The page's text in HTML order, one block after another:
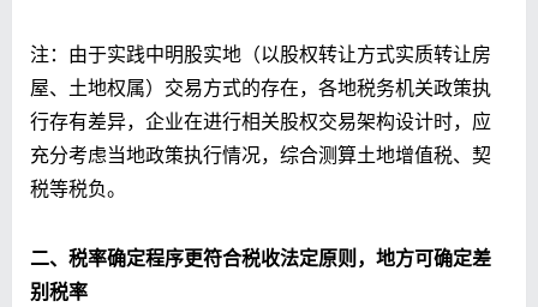
注：由于实践中明股实地（以股权转让方式实质转让房
屋、土地权属）交易方式的存在，各地税务机关政策执
行存有差异，企业在进行相关股权交易架构设计时，应
充分考虑当地政策执行情况，综合测算土地增值税、契
税等税负。
二、税率确定程序更符合税收法定原则，地方可确定差
别税率